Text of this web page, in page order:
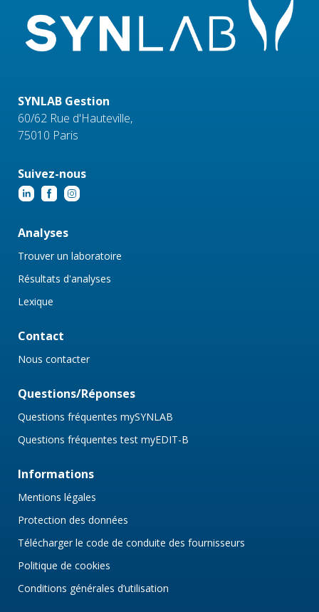
SYNLAB Gestion
60/62 Rue d'Hauteville,
75010 Paris
Suivez-nous
Analyses
Trouver un laboratoire
Résultats d'analyses
Lexique
Contact
Nous contacter
Questions/Réponses
Questions fréquentes mySYNLAB
Questions fréquentes test myEDIT-B
Informations
Mentions légales
Protection des données
Télécharger le code de conduite des fournisseurs
Politique de cookies
Conditions générales d’utilisation